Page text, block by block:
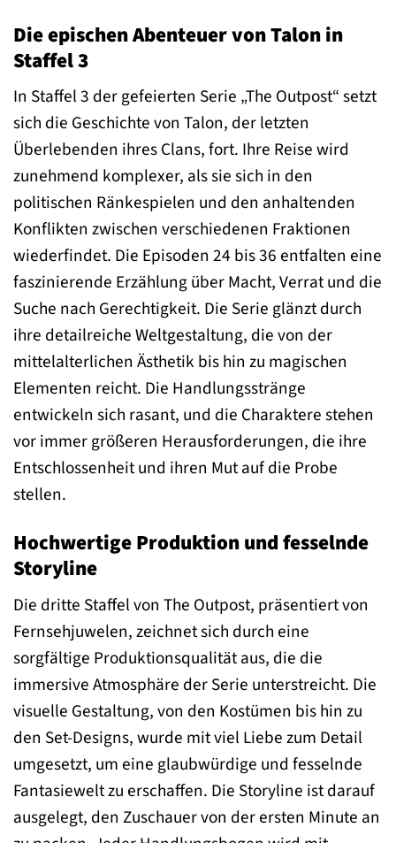
Die epischen Abenteuer von Talon in
Staffel 3
In Staffel 3 der gefeierten Serie „The Outpost“ setzt
sich die Geschichte von Talon, der letzten
Überlebenden ihres Clans, fort. Ihre Reise wird
zunehmend komplexer, als sie sich in den
politischen Ränkespielen und den anhaltenden
Konflikten zwischen verschiedenen Fraktionen
wiederfindet. Die Episoden 24 bis 36 entfalten eine
faszinierende Erzählung über Macht, Verrat und die
Suche nach Gerechtigkeit. Die Serie glänzt durch
ihre detailreiche Weltgestaltung, die von der
mittelalterlichen Ästhetik bis hin zu magischen
Elementen reicht. Die Handlungsstränge
entwickeln sich rasant, und die Charaktere stehen
vor immer größeren Herausforderungen, die ihre
Entschlossenheit und ihren Mut auf die Probe
stellen.
Hochwertige Produktion und fesselnde
Storyline
Die dritte Staffel von The Outpost, präsentiert von
Fernsehjuwelen, zeichnet sich durch eine
sorgfältige Produktionsqualität aus, die die
immersive Atmosphäre der Serie unterstreicht. Die
visuelle Gestaltung, von den Kostümen bis hin zu
den Set-Designs, wurde mit viel Liebe zum Detail
umgesetzt, um eine glaubwürdige und fesselnde
Fantasiewelt zu erschaffen. Die Storyline ist darauf
ausgelegt, den Zuschauer von der ersten Minute an